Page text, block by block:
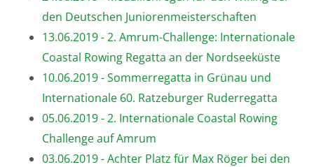
den Deutschen Juniorenmeisterschaften
13.06.2019 - 2. Amrum-Challenge: Internationale
Coastal Rowing Regatta an der Nordseeküste
10.06.2019 - Sommerregatta in Grünau und
Internationale 60. Ratzeburger Ruderregatta
05.06.2019 - 2. Internationale Coastal Rowing
Challenge auf Amrum
03.06.2019 - Achter Platz für Max Röger bei den